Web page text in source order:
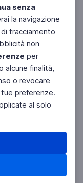
senza
la navigazione
tracciamento
non
per
alcune finalità,
o revocare
preferenze.
al solo
Instagram